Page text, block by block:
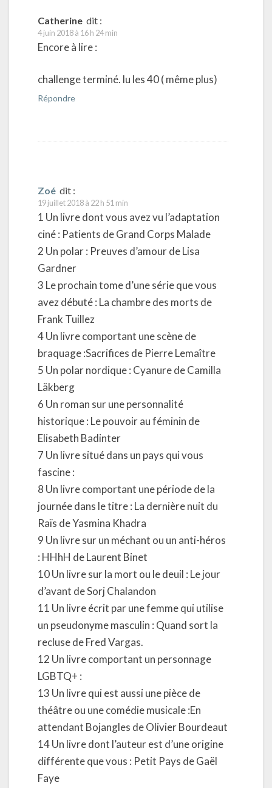
Catherine dit :
4 juin 2018 à 16 h 24 min
Encore à lire :
challenge terminé. lu les 40 ( même plus)
Répondre
Zoé dit :
19 juillet 2018 à 22 h 51 min
1 Un livre dont vous avez vu l’adaptation
ciné : Patients de Grand Corps Malade
2 Un polar : Preuves d’amour de Lisa
Gardner
3 Le prochain tome d’une série que vous
avez débuté : La chambre des morts de
Frank Tuillez
4 Un livre comportant une scène de
braquage :Sacrifices de Pierre Lemaître
5 Un polar nordique : Cyanure de Camilla
Läkberg
6 Un roman sur une personnalité
historique : Le pouvoir au féminin de
Elisabeth Badinter
7 Un livre situé dans un pays qui vous
fascine :
8 Un livre comportant une période de la
journée dans le titre : La dernière nuit du
Raïs de Yasmina Khadra
9 Un livre sur un méchant ou un anti-héros
: HHhH de Laurent Binet
10 Un livre sur la mort ou le deuil : Le jour
d’avant de Sorj Chalandon
11 Un livre écrit par une femme qui utilise
un pseudonyme masculin : Quand sort la
recluse de Fred Vargas.
12 Un livre comportant un personnage
LGBTQ+ :
13 Un livre qui est aussi une pièce de
théâtre ou une comédie musicale :En
attendant Bojangles de Olivier Bourdeaut
14 Un livre dont l’auteur est d’une origine
différente que vous : Petit Pays de Gaël
Faye